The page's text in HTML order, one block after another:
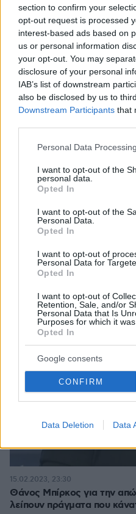
section to confirm your
opt-out request is processed
interest-based ads based on
us or personal information
your opt-out. You may
disclosure of your personal
IAB’s list of downstream
also be disclosed by us to
Downstream Participants that
Please note that this website/
not limited to your visit or
grant or deny consent to
use your data for below
consent section.
Personal Data
I want to opt-out of the
personal data.
Opted In
I want to opt-out of the
Personal Data.
Opted In
I want to opt-out of
Personal Data for
Opted In
I want to opt-out of
Retention, Sale, and/or
Personal Data that Is
Purposes for which it was
Opted In
Google consents
CONFIRM
Data Deletion Data
Ο «Τόλης», η «Άσπα» και ο
Δείτε την ανάρτηση του
Θάνος Μπίρκος για την
λείπουν πράγματα που
15.02.2023, 23:30